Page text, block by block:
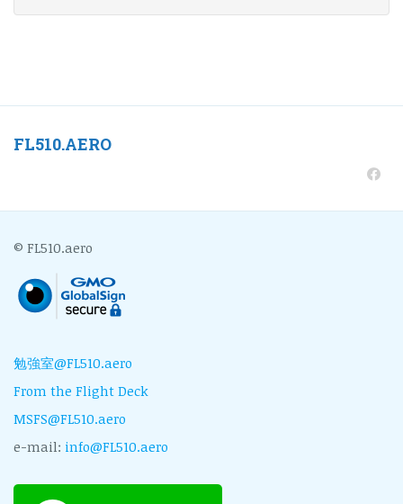
FL510.AERO
© FL510.aero
勉強室@FL510.aero
From the Flight Deck
MSFS@FL510.aero
e-mail: info@FL510.aero